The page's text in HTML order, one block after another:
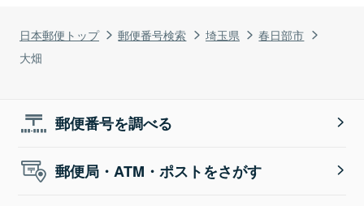
日本郵便トップ 郵便番号検索 埼玉県
春日部市
大畑
郵便番号を調べる
郵便局・ATM・ポストをさがす